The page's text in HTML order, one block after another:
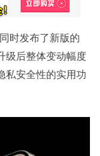
时发布了新版的
级后整体变动幅度
私安全性的实用功